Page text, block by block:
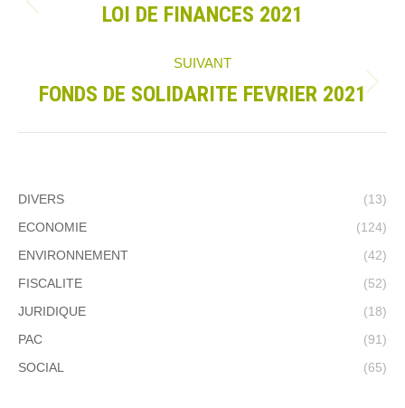
article
Article
:
LOI DE FINANCES 2021
SUIVANT
Article
FONDS DE SOLIDARITE FEVRIER 2021
DIVERS
(13)
ECONOMIE
(124)
ENVIRONNEMENT
(42)
FISCALITE
(52)
JURIDIQUE
(18)
PAC
(91)
SOCIAL
(65)